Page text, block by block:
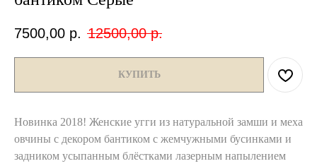
7500,00 р. 12500,00 р.
КУПИТЬ
Новинка 2018! Женские угги из натуральной замши и меха
овчины с декором бантиком с жемчужными бусинками и
задником усыпанным блёстками лазерным напылением